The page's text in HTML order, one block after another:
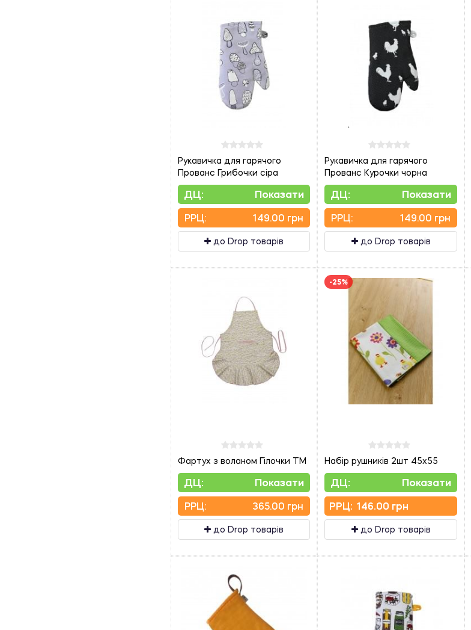
Рукавичка для гарячого
Прованс Грибочки сіра
ДЦ: Показати
PPЦ: 149.00 грн
до Drop товарів
Рукавичка для гарячого
Прованс Курочки чорна
ДЦ: Показати
PPЦ: 149.00 грн
до Drop товарів
Фартух з воланом Гілочки ТМ
ДЦ: Показати
PPЦ: 365.00 грн
до Drop товарів
-25%
Набір рушників 2шт 45х55
ДЦ: Показати
PPЦ: 146.00 грн
до Drop товарів